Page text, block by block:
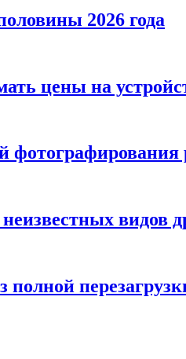
2026 года
цены на
видов
полной